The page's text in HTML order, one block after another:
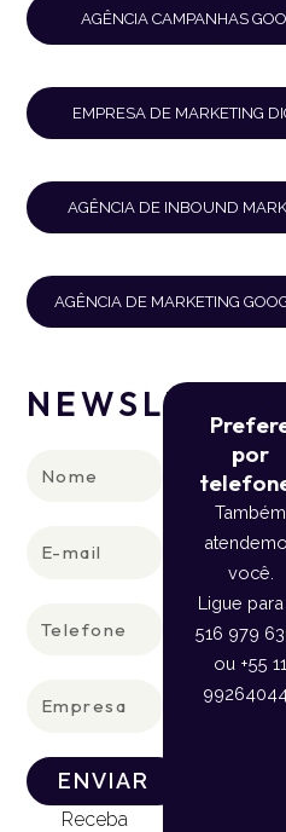
AGÊNCIA CAMPANHAS
EMPRESA DE MARKETING
AGÊNCIA DE INBOUND
AGÊNCIA DE MARKETING
NEWSLETTER
ENVIAR
Receba
por
Também
você.
Ligue para
516 979
ou +55 11